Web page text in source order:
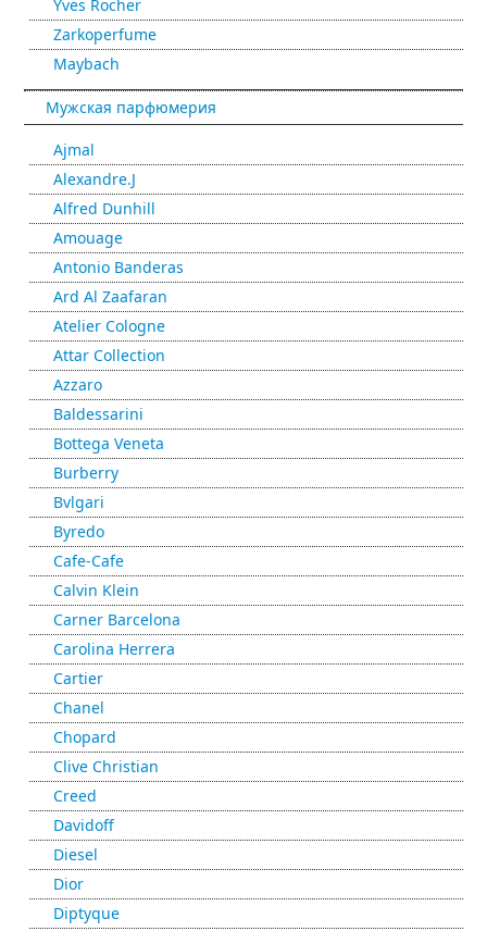
Yves Rocher
Zarkoperfume
Maybach
Мужская парфюмерия
Ajmal
Alexandre.J
Alfred Dunhill
Amouage
Antonio Banderas
Ard Al Zaafaran
Atelier Cologne
Attar Collection
Azzaro
Baldessarini
Bottega Veneta
Burberry
Bvlgari
Byredo
Cafe-Cafe
Calvin Klein
Carner Barcelona
Carolina Herrera
Cartier
Chanel
Chopard
Clive Christian
Creed
Davidoff
Diesel
Dior
Diptyque